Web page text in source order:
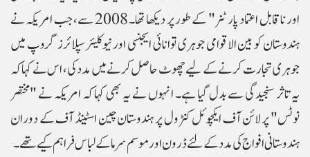
اور ناقابل اعتماد پارٹنر" کے طور پر دیکھا تھا۔ 2008 سے، جب امریکہ نے
ہندوستان کو بین الاقوامی جوہری توانائی ایجنسی اور نیوکلیئر سپلائرز گروپ میں
جوہری تجارت کرنے کے لیے چھوٹ حاصل کرنے میں مدد کی، اس نے کہا کہ
یہ تاثر سنجیدگی سے بدل گیا ہے۔ انہوں نے یہ بھی کہا کہ امریکہ نے "مختصر
نوٹس" پر لائن آف ایکچوئل کنٹرول پر ہندوستان چین اسٹینڈ آف کے دوران
ہندوستانی افواج کی مدد کے لئے ڈرون اور موسم سرما کے لباس فراہم کیے تھے۔